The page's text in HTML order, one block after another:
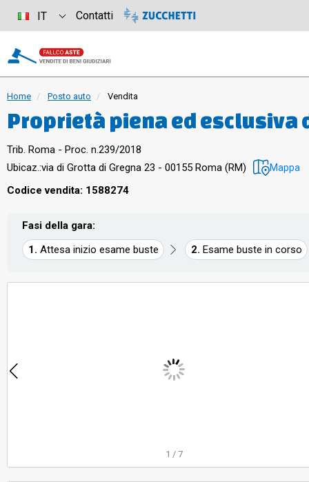
Home Posto auto Vendita
Proprietà piena ed esclusiva
(RM), quartiere "Collatino",
23, piano S3, interno 61,
interrato con destinazione
superficie lorda di 14,35 mq.
confinante con spazio di
sub 63, box auto interno 62
catasto fabbricati del
Trib. Roma - Proc. n.239/2018
Ubicaz.:via di Grotta di Gregna 23 - 00155 Roma (RM) Mappa
Codice vendita: 1588274
Fasi della gara:
Attesa inizio esame buste
Esame buste in corso
1 / 7
IT Contatti